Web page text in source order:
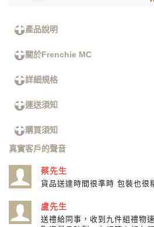
產品說明
關於Frenchie MC
詳細規格
運送須知
購買須知
真實客戶的聲音
蔡先生
貨品送達時間很準時 包裝也很
盧先生
送禮給同事，收到九件組禮物